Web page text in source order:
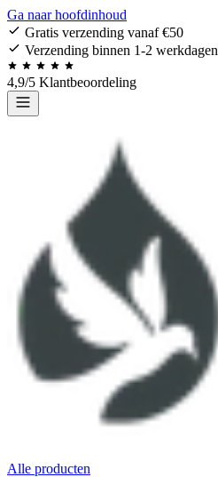
Ga naar hoofdinhoud
Gratis verzending vanaf €50
Verzending binnen 1-2 werkdagen
4,9/5 Klantbeoordeling
Alle producten